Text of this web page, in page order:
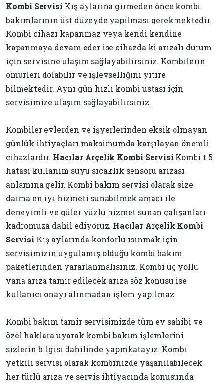
Kombi Servisi Kış aylarına girmeden önce kombi
bakımlarının üst düzeyde yapılması gerekmektedir.
Kombi cihazı kapanmaz veya kendi kendine
kapanmaya devam eder ise cihazda ki arızalı durum
için servisine ulaşım sağlayabilirsiniz. Kombilerin
ömürleri dolabilir ve işlevselliğini yitire
bilmektedir. Aynı gün hızlı kombi ustası için
servisimize ulaşım sağlayabilirsiniz.
Kombiler evlerden ve işyerlerinden eksik olmayan
günlük ihtiyaçları maksimumda karşılayan önemli
cihazlardır. Hacılar Arçelik Kombi Servisi Kombi t 5
hatası kullanım suyu sıcaklık sensörü arızası
anlamına gelir. Kombi bakım servisi olarak size
daima en iyi hizmeti sunabilmek amacı ile
deneyimli ve güler yüzlü hizmet sunan çalışanları
kadromuza dahil ediyoruz. Hacılar Arçelik Kombi
Servisi Kış aylarında konforlu ısınmak için
servisimizin uygulamış olduğu kombi bakım
paketlerinden yararlanmalısınız. Kombi üç yollu
vana arıza tamir edilecek arıza söz konusu ise
kullanıcı onayı alınmadan işlem yapılmaz.
Kombi bakım tamir servisimizde tüm ev sahibi ve
özel haklara uyarak kombi bakım işlemlerini
sizlerin bilgisi dahilinde yapmkatayız. Kombi
yetkili servisi olarak kombinizde yaşanılabilecek
her türlü arıza ve servis ihtiyacında konusunda